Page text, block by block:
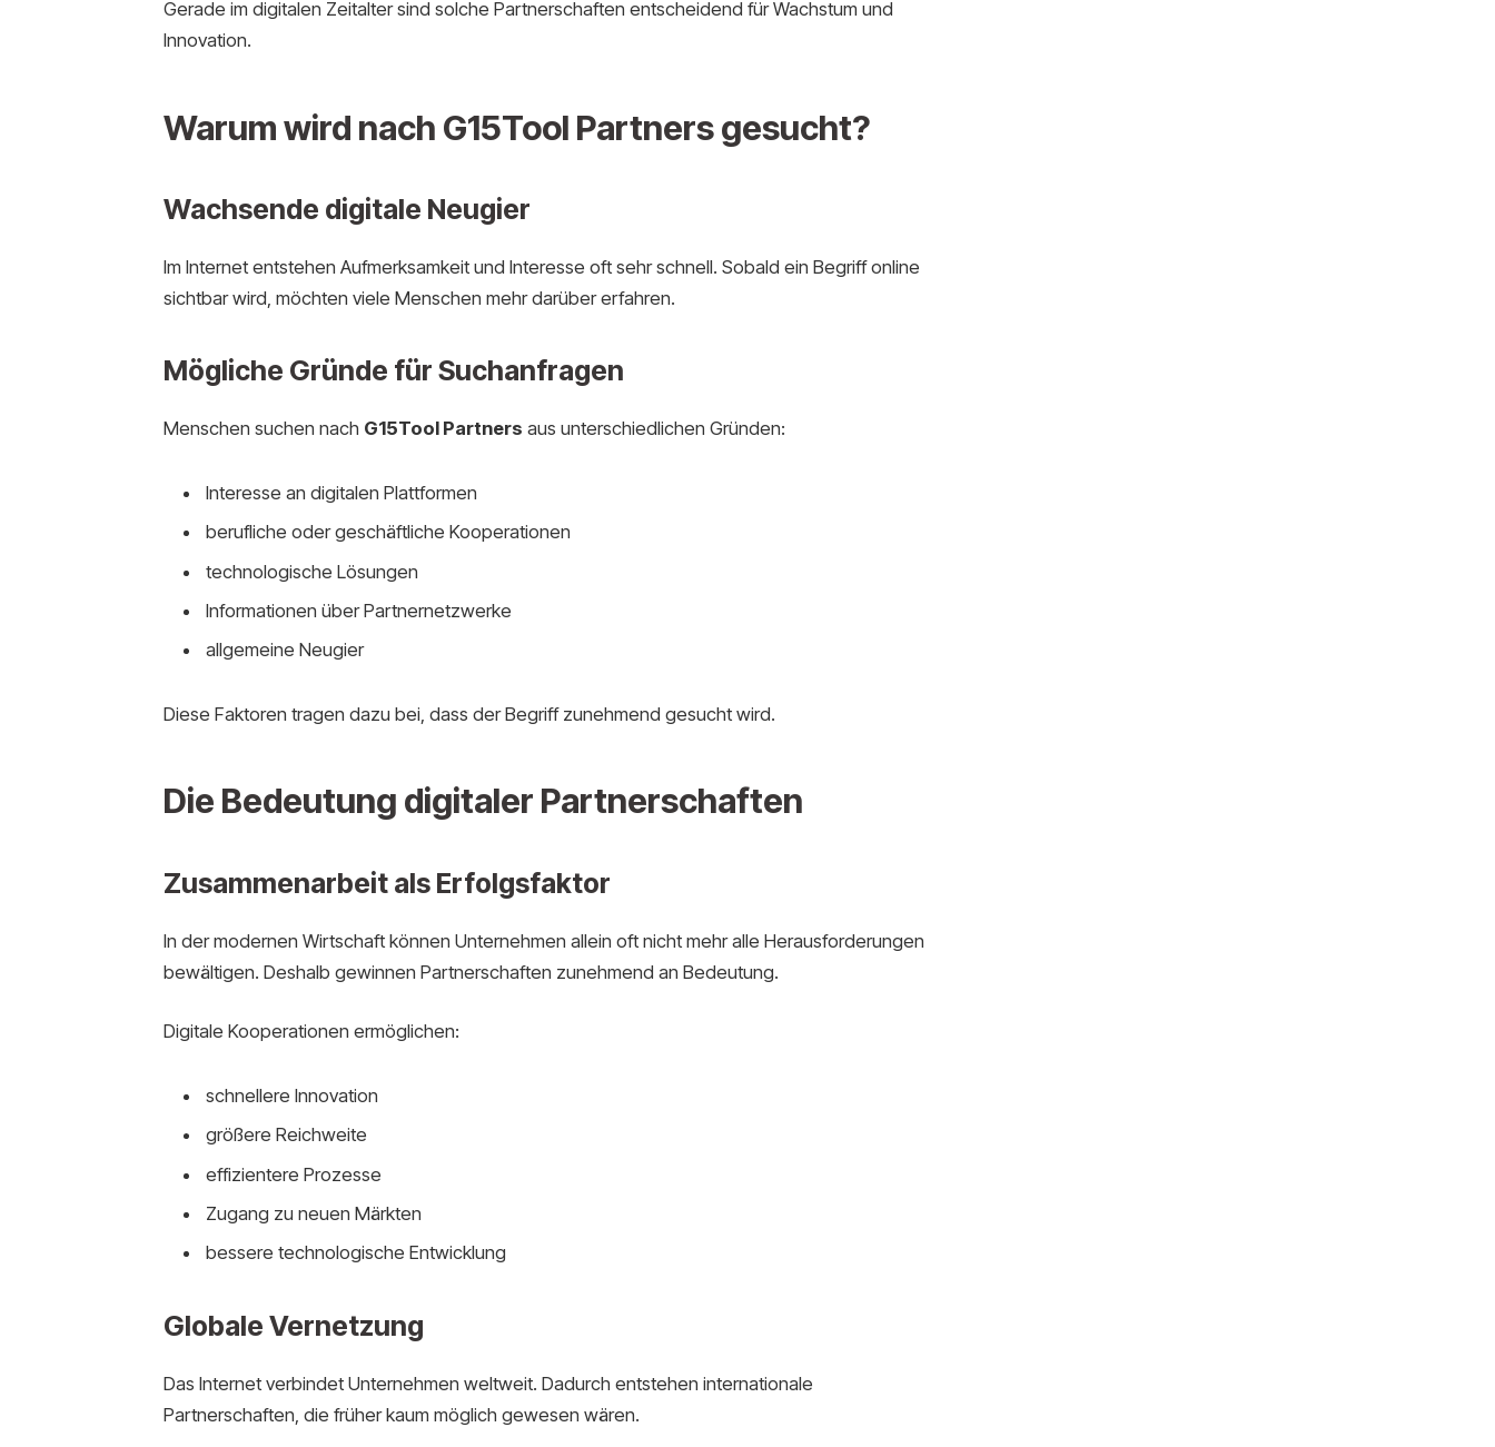
Gerade im digitalen Zeitalter sind solche Partnerschaften entscheidend für Wachstum und
Innovation.
Warum wird nach G15Tool Partners gesucht?
Wachsende digitale Neugier
Im Internet entstehen Aufmerksamkeit und Interesse oft sehr schnell. Sobald ein Begriff online
sichtbar wird, möchten viele Menschen mehr darüber erfahren.
Mögliche Gründe für Suchanfragen
Menschen suchen nach G15Tool Partners aus unterschiedlichen Gründen:
Interesse an digitalen Plattformen
berufliche oder geschäftliche Kooperationen
technologische Lösungen
Informationen über Partnernetzwerke
allgemeine Neugier
Diese Faktoren tragen dazu bei, dass der Begriff zunehmend gesucht wird.
Die Bedeutung digitaler Partnerschaften
Zusammenarbeit als Erfolgsfaktor
In der modernen Wirtschaft können Unternehmen allein oft nicht mehr alle Herausforderungen
bewältigen. Deshalb gewinnen Partnerschaften zunehmend an Bedeutung.
Digitale Kooperationen ermöglichen:
schnellere Innovation
größere Reichweite
effizientere Prozesse
Zugang zu neuen Märkten
bessere technologische Entwicklung
Globale Vernetzung
Das Internet verbindet Unternehmen weltweit. Dadurch entstehen internationale
Partnerschaften, die früher kaum möglich gewesen wären.